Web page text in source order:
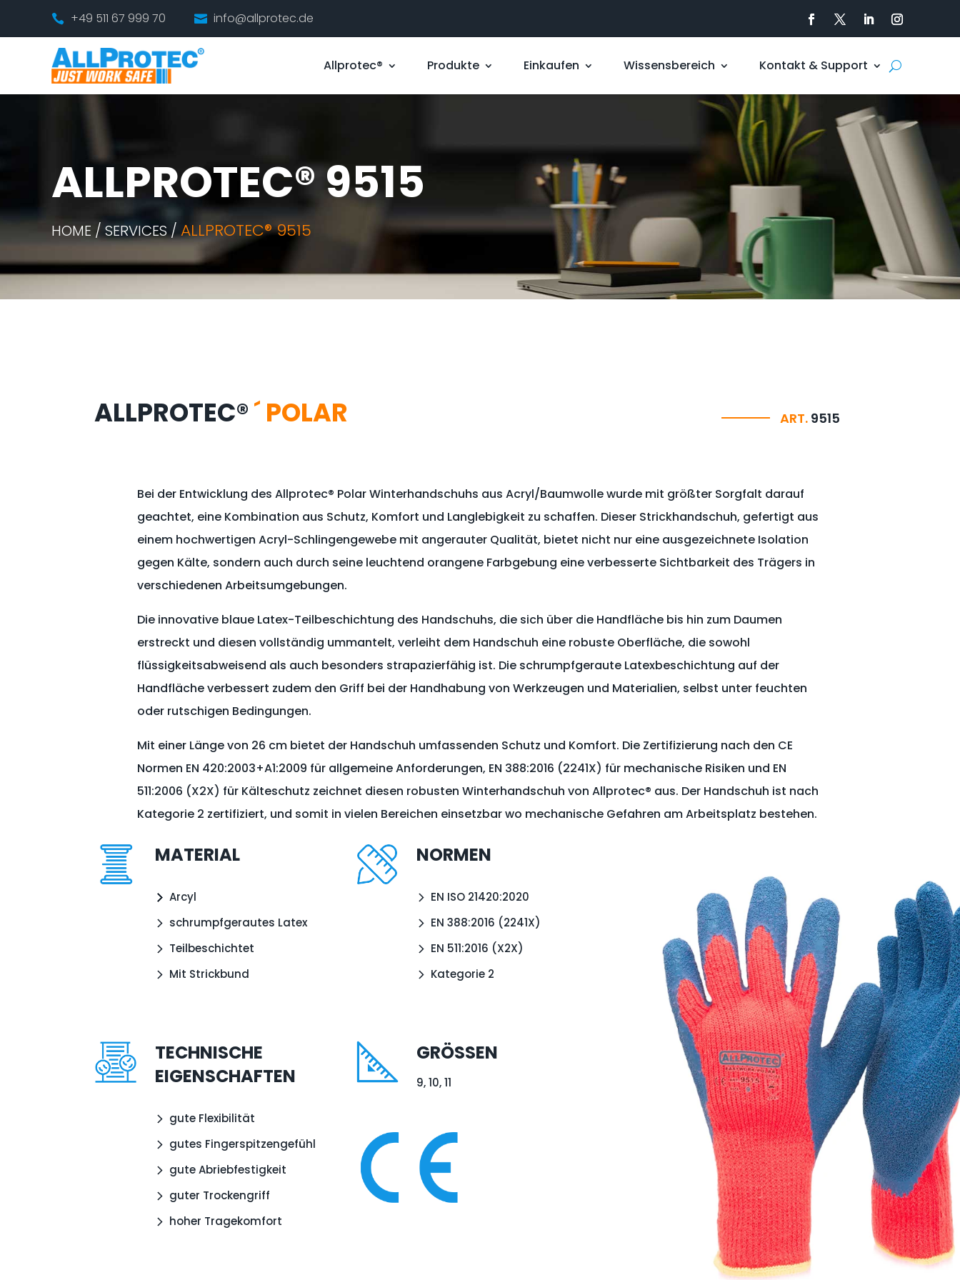
 +49 511 67 999 70  info@allprotec.de
Allprotec® Produkte Einkaufen Wissensbereich Kontakt & Support
ALLPROTEC® 9515
HOME / SERVICES /ALLPROTEC® 9515
ALLPROTEC®´ POLAR ART.9515
Bei der Entwicklung des Allprotec® Polar Winterhandschuhs aus Acryl/Baumwolle wurde mit größter Sorgfalt darauf
geachtet, eine Kombination aus Schutz, Komfort und Langlebigkeit zu schaffen. Dieser Strickhandschuh, gefertigt aus
einem hochwertigen Acryl-Schlingengewebe mit angerauter Qualität, bietet nicht nur eine ausgezeichnete Isolation
gegen Kälte, sondern auch durch seine leuchtend orangene Farbgebung eine verbesserte Sichtbarkeit des Trägers in
verschiedenen Arbeitsumgebungen.
Die innovative blaue Latex-Teilbeschichtung des Handschuhs, die sich über die Handfläche bis hin zum Daumen
erstreckt und diesen vollständig ummantelt, verleiht dem Handschuh eine robuste Oberfläche, die sowohl
flüssigkeitsabweisend als auch besonders strapazierfähig ist. Die schrumpfgeraute Latexbeschichtung auf der
Handfläche verbessert zudem den Griff bei der Handhabung von Werkzeugen und Materialien, selbst unter feuchten
oder rutschigen Bedingungen.
Mit einer Länge von 26 cm bietet der Handschuh umfassenden Schutz und Komfort. Die Zertifizierung nach den CE
Normen EN 420:2003+A1:2009 für allgemeine Anforderungen, EN 388:2016 (2241X) für mechanische Risiken und EN
511:2006 (X2X) für Kälteschutz zeichnet diesen robusten Winterhandschuh von Allprotec® aus. Der Handschuh ist nach
Kategorie 2 zertifiziert, und somit in vielen Bereichen einsetzbar wo mechanische Gefahren am Arbeitsplatz bestehen.
MATERIAL
Arcyl
schrumpfgerautes Latex
Teilbeschichtet
Mit Strickbund
NORMEN
EN ISO 21420:2020
EN 388:2016 (2241X)
EN 511:2016 (X2X)
Kategorie 2
TECHNISCHE
EIGENSCHAFTEN
gute Flexibilität
gutes Fingerspitzengefühl
gute Abriebfestigkeit
guter Trockengriff
hoher Tragekomfort
GRÖSSEN
9, 10, 11